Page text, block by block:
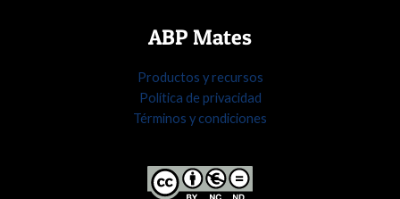
ABP Mates
Productos y recursos
Política de privacidad
Términos y condiciones